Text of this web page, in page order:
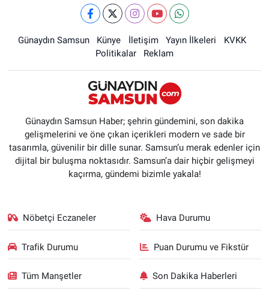
Günaydın Samsun Künye İletişim Yayın İlkeleri
KVKK
Politikalar
Reklam
Günaydın Samsun Haber; şehrin gündemini, son dakika
gelişmelerini ve öne çıkan içerikleri modern ve sade bir
tasarımla, güvenilir bir dille sunar. Samsun’u merak edenler için
dijital bir buluşma noktasıdır. Samsun’a dair hiçbir gelişmeyi
kaçırma, gündemi bizimle yakala!
Nöbetçi Eczaneler Hava Durumu
Trafik Durumu Puan Durumu ve Fikstür
Tüm Manşetler Son Dakika Haberleri